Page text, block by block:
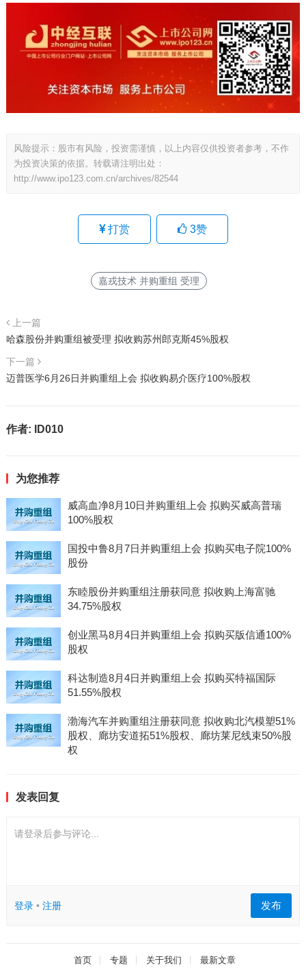
风险提示：股市有风险，投资需谨慎，以上内容仅供投资者参考，不作
为投资决策的依据。转载请注明出处：
http://www.ipo123.com.cn/archives/82544
打赏 3赞
嘉戎技术 并购重组 受理
上一篇
哈森股份并购重组被受理 拟收购苏州郎克斯45%股权
下一篇
迈普医学6月26日并购重组上会 拟收购易介医疗100%股权
作者: ID010
为您推荐
威高血净8月10日并购重组上会 拟购买威高普瑞
100%股权
国投中鲁8月7日并购重组上会 拟购买电子院100%
股份
东睦股份并购重组注册获同意 拟收购上海富驰
34.75%股权
创业黑马8月4日并购重组上会 拟购买版信通100%
股权
科达制造8月4日并购重组上会 拟购买特福国际
51.55%股权
渤海汽车并购重组注册获同意 拟收购北汽模塑51%
股权、廊坊安道拓51%股权、廊坊莱尼线束50%股
权
发表回复
请登录后参与评论...
登录• 注册 发布
首页 专题 关于我们 最新文章